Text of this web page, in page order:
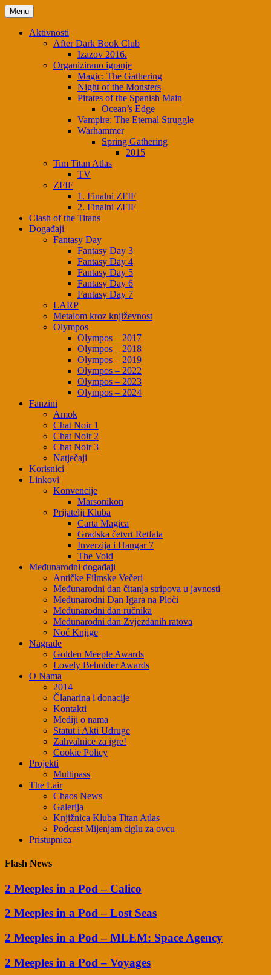
Skip
to
content
Menu
Aktivnosti
After Dark Book Club
Izazov 2016.
Organizirano igranje
Magic: The Gathering
Night of the Monsters
Pirates of the Spanish Main
Ocean’s Edge
Vampire: The Eternal Struggle
Warhammer
Spring Gathering
2015
Tim Titan Atlas
TV
ZFIF
1. Finalni ZFIF
2. Finalni ZFIF
Clash of the Titans
Događaji
Fantasy Day
Fantasy Day 3
Fantasy Day 4
Fantasy Day 5
Fantasy Day 6
Fantasy Day 7
LARP
Metalom kroz književnost
Olympos
Olympos – 2017
Olympos – 2018
Olympos – 2019
Olympos – 2022
Olympos – 2023
Olympos – 2024
Fanzini
Amok
Chat Noir 1
Chat Noir 2
Chat Noir 3
Natječaji
Korisnici
Linkovi
Konvencije
Marsonikon
Prijatelji Kluba
Carta Magica
Gradska četvrt Retfala
Inverzija i Hangar 7
The Void
Međunarodni događaji
Antičke Filmske Večeri
Međunarodni dan čitanja stripova u javnosti
Međunarodni Dan Igara na Ploči
Međunarodni dan ručnika
Međunarodni dan Zvjezdanih ratova
Noć Knjige
Nagrade
Golden Meeple Awards
Lovely Beholder Awards
O Nama
2014
Članarina i donacije
Kontakti
Mediji o nama
Statut i Akti Udruge
Zahvalnice za igre!
Cookie Policy
Projekti
Multipass
The Lair
Chaos News
Galerija
Knjižnica Kluba Titan Atlas
Podcast Mijenjam ciglu za ovcu
Pristupnica
Flash News
2 Meeples in a Pod – Calico
2 Meeples in a Pod – Lost Seas
2 Meeples in a Pod – MLEM: Space Agency
2 Meeples in a Pod – Voyages